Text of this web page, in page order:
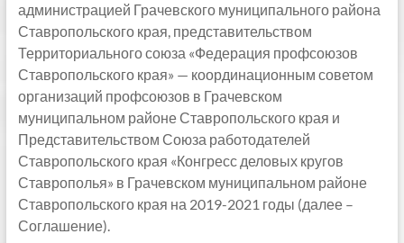
администрацией Грачевского муниципального района
Ставропольского края, представительством
Территориального союза «Федерация профсоюзов
Ставропольского края» — координационным советом
организаций профсоюзов в Грачевском
муниципальном районе Ставропольского края и
Представительством Союза работодателей
Ставропольского края «Конгресс деловых кругов
Ставрополья» в Грачевском муниципальном районе
Ставропольского края на 2019-2021 годы (далее –
Соглашение).